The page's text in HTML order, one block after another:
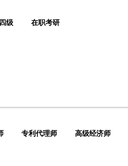
级 在职考研
专利代理师 高级经济师